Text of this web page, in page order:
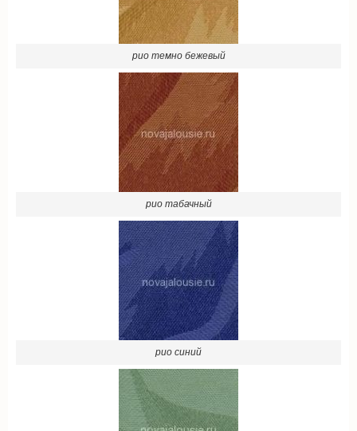
рио темно бежевый
рио табачный
рио синий